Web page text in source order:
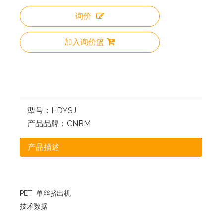
询价
加入询价篮
型号： HDYSJ
产品品牌： CNRM
产品描述
PET 单丝挤出机
技术数据